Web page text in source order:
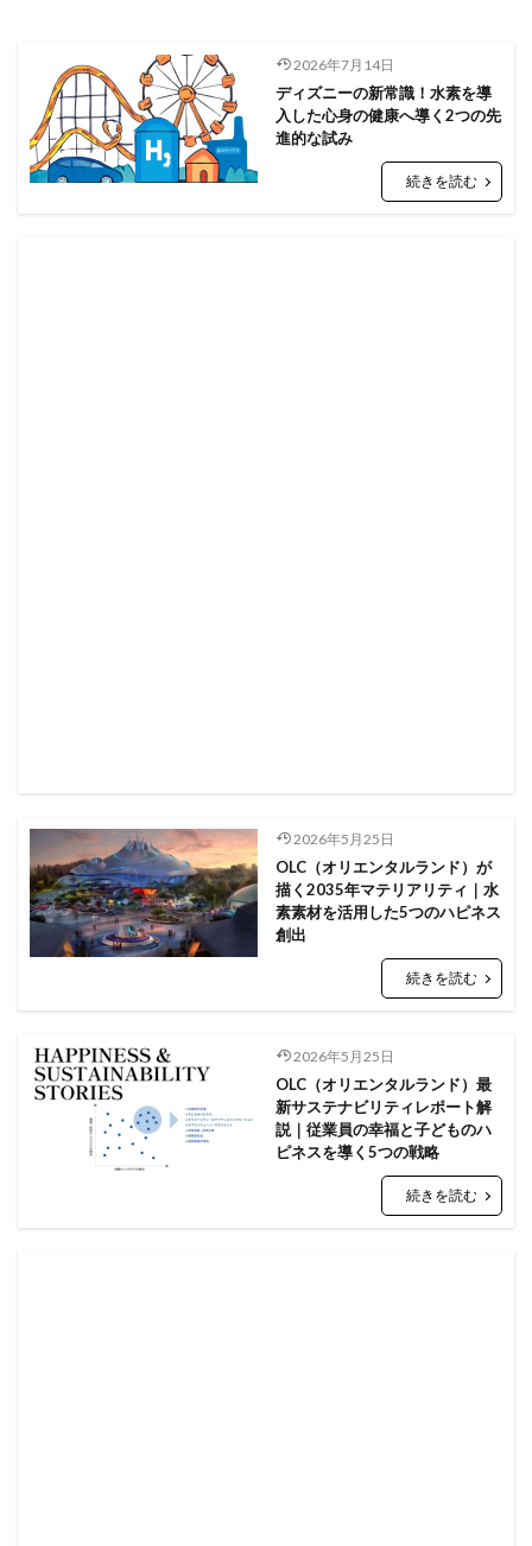
2026年7月14日
ディズニーの新常識！水素を導
入した心身の健康へ導く2つの先
進的な試み
続きを読む
2026年5月25日
OLC（オリエンタルランド）が
描く2035年マテリアリティ｜水
素素材を活用した5つのハピネス
創出
続きを読む
2026年5月25日
OLC（オリエンタルランド）最
新サステナビリティレポート解
説｜従業員の幸福と子どものハ
ピネスを導く5つの戦略
続きを読む